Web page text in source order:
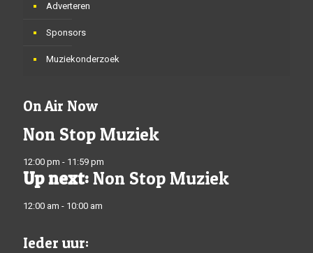
Adverteren
Sponsors
Muziekonderzoek
On Air Now
Non Stop Muziek
12:00 pm - 11:59 pm
Up next: Non Stop Muziek
12:00 am - 10:00 am
Ieder uur: